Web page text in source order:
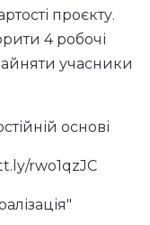
проєкту.
4 робочі
учасники
основі
rwo1qzJC